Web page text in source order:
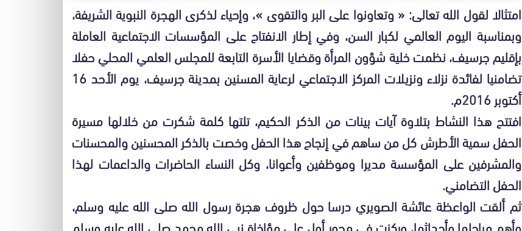
امتثالا لقول الله تعالى: « وتعاونوا على البر والتقوى »، وإحياء لذكرى الهجرة النبوية الشريفة،
وبمناسبة اليوم العالمي لكبار السن، وفي إطار الانفتاح على المؤسسات الاجتماعية العاملة
بإقليم جرسيف، نظمت خلية شؤون المرأة وقضايا الأسرة التابعة للمجلس العلمي المحلي حفلا
تضامنيا لفائدة نزلاء ونزيلات المركز الاجتماعي لرعاية المسنين بمدينة جرسيف، يوم الأحد 16
أكتوبر 2016م.
افتتح هذا النشاط بتلاوة آيات بينات من الذكر الحكيم، تلتها كلمة شكرت من خلالها مسيرة
الحفل سمية الأطرش كل من ساهم في إنجاح هذا الحفل وخصت بالذكر المحسنين والمحسنات
والمشرفين على المؤسسة مديرا وموظفين وأعوانا، وكل النساء الحاضرات والداعمات لهذا
الحفل التضامني.
ثم ألقت الواعظة عائشة الصويري درسا حول ظروف هجرة رسول الله صلى الله عليه وسلم،